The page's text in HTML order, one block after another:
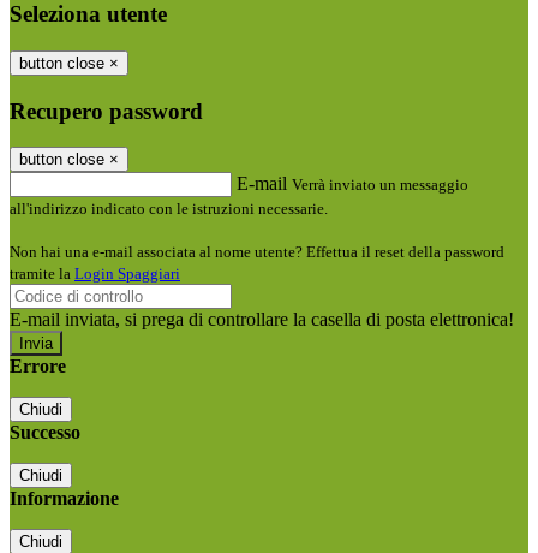
Seleziona utente
button close ×
Recupero password
button close ×
E-mail Verrà inviato un messaggio
all'indirizzo indicato con le istruzioni necessarie.
Non hai una e-mail associata al nome utente? Effettua il reset della password
tramite la Login Spaggiari
E-mail inviata, si prega di controllare la casella di posta elettronica!
Errore
Chiudi
Successo
Chiudi
Informazione
Chiudi